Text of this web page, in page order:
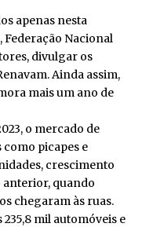
apenas nesta
Federação Nacional
divulgar os
Ainda assim,
mais um ano de
o mercado de
picapes e
crescimento
anterior, quando
chegaram às ruas.
mil automóveis e